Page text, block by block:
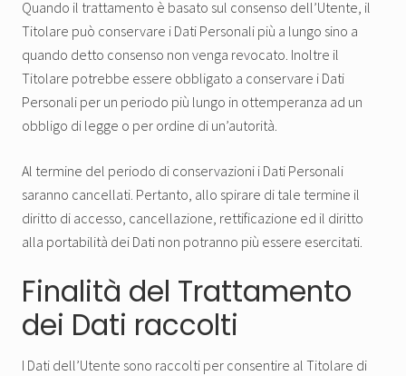
Quando il trattamento è basato sul consenso dell’Utente, il
Titolare può conservare i Dati Personali più a lungo sino a
quando detto consenso non venga revocato. Inoltre il
Titolare potrebbe essere obbligato a conservare i Dati
Personali per un periodo più lungo in ottemperanza ad un
obbligo di legge o per ordine di un’autorità.
Al termine del periodo di conservazioni i Dati Personali
saranno cancellati. Pertanto, allo spirare di tale termine il
diritto di accesso, cancellazione, rettificazione ed il diritto
alla portabilità dei Dati non potranno più essere esercitati.
Finalità del Trattamento
dei Dati raccolti
I Dati dell’Utente sono raccolti per consentire al Titolare di